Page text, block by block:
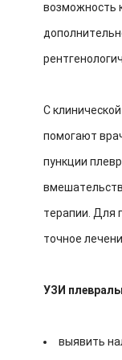
возможность
С
помогают
пункции
терапии. Для
точное
УЗИ
выявить